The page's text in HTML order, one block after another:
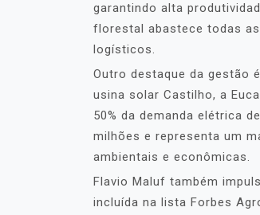
garantindo alta
florestal abastece todas
logísticos.
Outro destaque da gestão
usina solar Castilho, a
50% da demanda elétrica
milhões e representa um
ambientais e econômicas.
Flavio Maluf também
incluída na lista Forbes